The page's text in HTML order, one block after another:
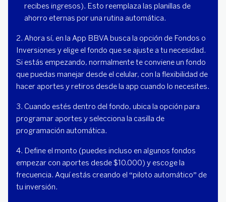
recibes ingresos). Esto reemplaza las planillas de
ahorro eternas por una rutina automática.
2. Ahora sí, en la App BBVA busca la opción de Fondos o
Inversiones y elige el fondo que se ajuste a tu necesidad.
Si estás empezando, normalmente te conviene un fondo
que puedas manejar desde el celular, con la flexibilidad de
hacer aportes y retiros desde la app cuando lo necesites.
3. Cuando estés dentro del fondo, ubica la opción para
programar aportes y selecciona la casilla de
programación automática.
4. Define el monto (puedes incluso en algunos fondos
empezar con aportes desde $10.000) y escoge la
frecuencia. Aquí estás creando el “piloto automático” de
tu inversión.